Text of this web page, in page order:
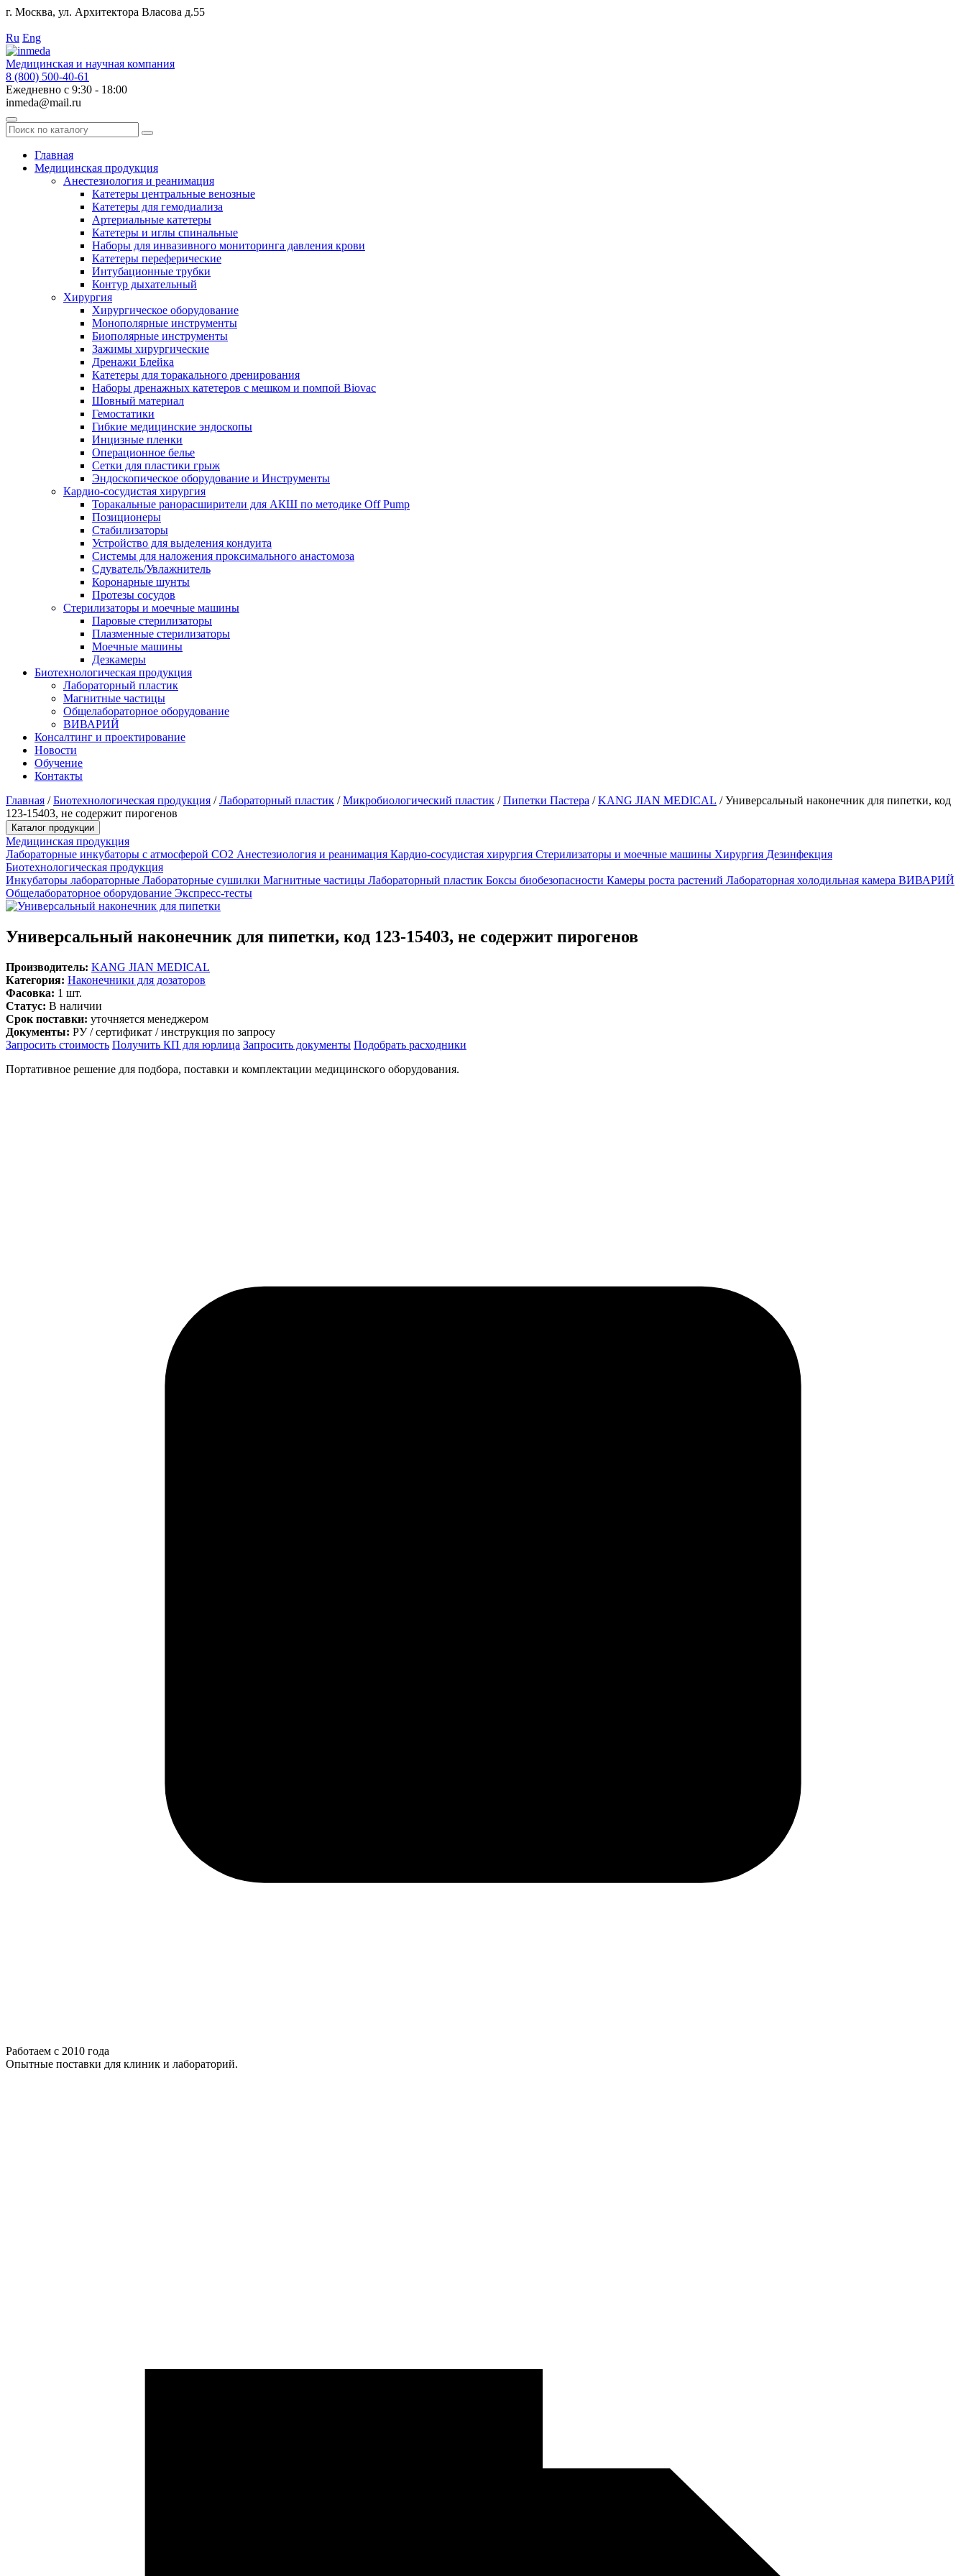
г. Москва, ул. Архитектора Власова д.55
Ru Eng
Медицинская и научная компания
8 (800) 500-40-61
Ежедневно с 9:30 - 18:00
inmeda@mail.ru
Поиск
по
каталогуГлавная
Медицинская продукция
Анестезиология и реанимация
Катетеры центральные венозные
Катетеры для гемодиализа
Артериальные катетеры
Катетеры и иглы спинальные
Наборы для инвазивного мониторинга давления крови
Катетеры переферические
Интубационные трубки
Контур дыхательный
Хирургия
Хирургическое оборудование
Монополярные инструменты
Биополярные инструменты
Зажимы хирургические
Дренажи Блейка
Катетеры для торакального дренирования
Наборы дренажных катетеров с мешком и помпой Biovac
Шовный материал
Гемостатики
Гибкие медицинские эндоскопы
Инцизные пленки
Операционное белье
Сетки для пластики грыж
Эндоскопическое оборудование и Инструменты
Кардио-сосудистая хирургия
Торакальные ранорасширители для АКШ по методике Off Pump
Позиционеры
Стабилизаторы
Устройство для выделения кондуита
Системы для наложения проксимального анастомоза
Сдуватель/Увлажнитель
Коронарные шунты
Протезы сосудов
Стерилизаторы и моечные машины
Паровые стерилизаторы
Плазменные стерилизаторы
Моечные машины
Дезкамеры
Биотехнологическая продукция
Лабораторный пластик
Магнитные частицы
Общелабораторное оборудование
ВИВАРИЙ
Консалтинг и проектирование
Новости
Обучение
Контакты
Главная /Биотехнологическая продукция /Лабораторный пластик /Микробиологический пластик /Пипетки Пастера /KANG JIAN MEDICAL /Универсальный наконечник для пипетки, код
123-15403, не содержит пирогенов
Каталог продукции
Медицинская продукция
Лабораторные инкубаторы с атмосферой CO2 Анестезиология и реанимация Кардио-сосудистая хирургия Стерилизаторы и моечные машины Хирургия Дезинфекция
Биотехнологическая продукция
Инкубаторы лабораторные Лабораторные сушилки Магнитные частицы Лабораторный пластик Боксы биобезопасности Камеры роста растений Лабораторная холодильная камера ВИВАРИЙ
Общелабораторное оборудование Экспресс-тесты
Универсальный наконечник для пипетки, код 123-15403, не содержит пирогенов
Производитель: KANG JIAN MEDICAL
Категория: Наконечники для дозаторов
Фасовка: 1 шт.
Статус: В наличии
Срок поставки: уточняется менеджером
Документы: РУ / сертификат / инструкция по запросу
Запросить стоимость Получить КП для юрлица Запросить документы Подобрать расходники
Портативное решение для подбора, поставки и комплектации медицинского оборудования.
Работаем с 2010 года
Опытные поставки для клиник и лабораторий.